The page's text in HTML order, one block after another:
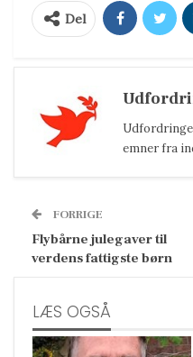
Del
emner fra
FORRIGE
Flybårne julegaver til
verdens fattigste børn
LÆS OGSÅ